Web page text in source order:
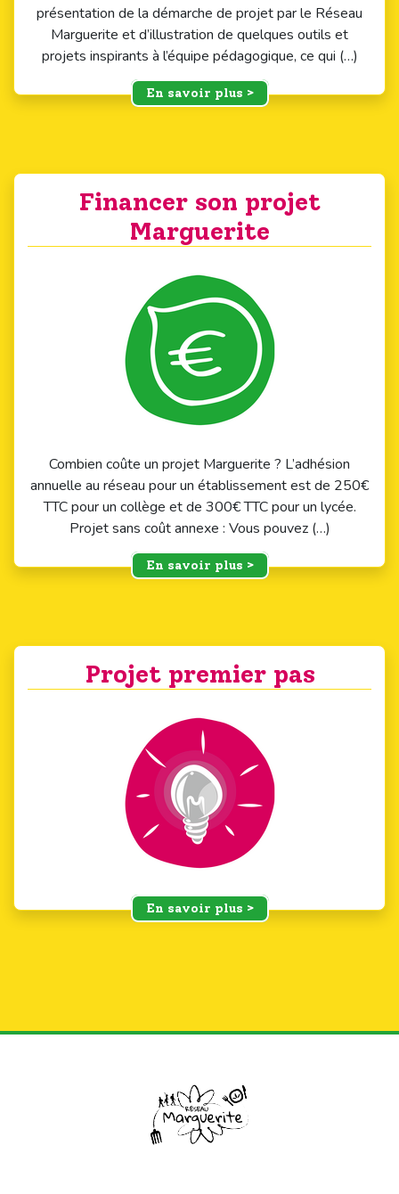
présentation de la démarche de projet par le Réseau
Marguerite et d’illustration de quelques outils et
projets inspirants à l’équipe pédagogique, ce qui (…)
En savoir plus >
Financer son projet
Marguerite
Combien coûte un projet Marguerite ? L’adhésion
annuelle au réseau pour un établissement est de 250€
TTC pour un collège et de 300€ TTC pour un lycée.
Projet sans coût annexe : Vous pouvez (…)
En savoir plus >
Projet premier pas
En savoir plus >